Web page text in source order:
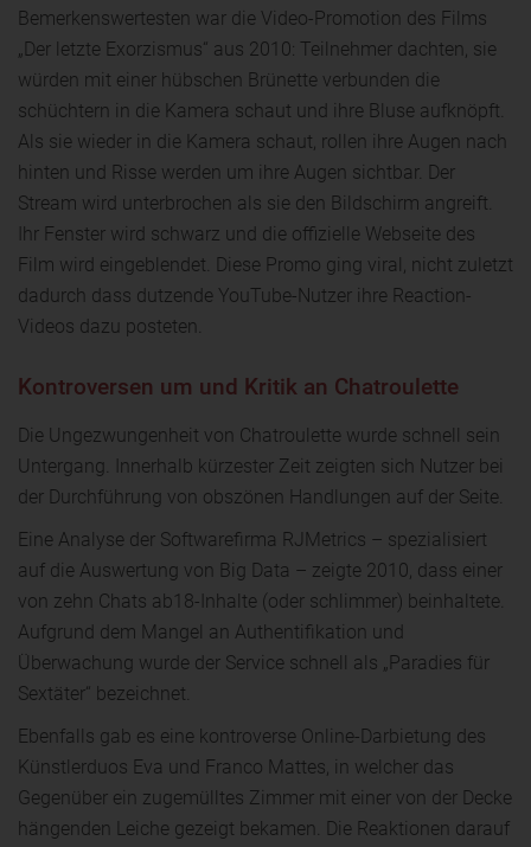
Bemerkenswertesten war die Video-Promotion des Films
„Der letzte Exorzismus“ aus 2010: Teilnehmer dachten, sie
würden mit einer hübschen Brünette verbunden die
schüchtern in die Kamera schaut und ihre Bluse aufknöpft.
Als sie wieder in die Kamera schaut, rollen ihre Augen nach
hinten und Risse werden um ihre Augen sichtbar. Der
Stream wird unterbrochen als sie den Bildschirm angreift.
Ihr Fenster wird schwarz und die offizielle Webseite des
Film wird eingeblendet. Diese Promo ging viral, nicht zuletzt
dadurch dass dutzende YouTube-Nutzer ihre Reaction-
Videos dazu posteten.
Kontroversen um und Kritik an Chatroulette
Die Ungezwungenheit von Chatroulette wurde schnell sein
Untergang. Innerhalb kürzester Zeit zeigten sich Nutzer bei
der Durchführung von obszönen Handlungen auf der Seite.
Eine Analyse der Softwarefirma RJMetrics – spezialisiert
auf die Auswertung von Big Data – zeigte 2010, dass einer
von zehn Chats ab18-Inhalte (oder schlimmer) beinhaltete.
Aufgrund dem Mangel an Authentifikation und
Überwachung wurde der Service schnell als „Paradies für
Sextäter“ bezeichnet.
Ebenfalls gab es eine kontroverse Online-Darbietung des
Künstlerduos Eva und Franco Mattes, in welcher das
Gegenüber ein zugemülltes Zimmer mit einer von der Decke
hängenden Leiche gezeigt bekamen. Die Reaktionen darauf